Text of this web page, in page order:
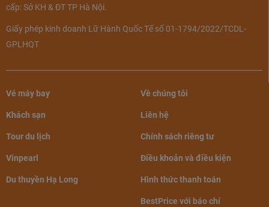
cấp: Sở KH & ĐT TP Hà Nội.
Giấy phép kinh doanh Lữ Hành Quốc Tế số 01-1794/2022/TCDL-
GPLHQT
Vé máy bay
Khách sạn
Tour du lịch
Vinpearl
Du thuyền Hạ Long
Về chúng tôi
Liên hệ
Chính sách riêng tư
Điều khoản và điều kiện
Hình thức thanh toán
BestPrice với báo chí